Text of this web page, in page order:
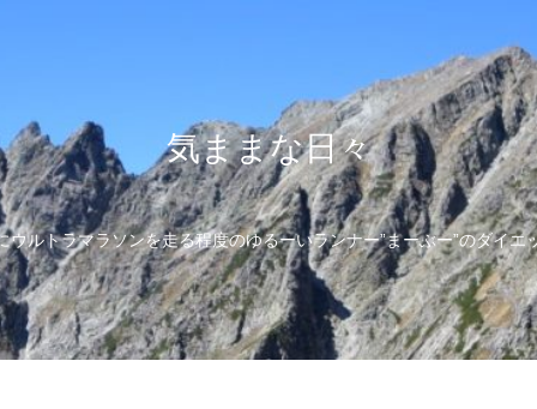
気ままな日々
ウルトラマラソンを走る程度のゆるーいランナー”まーぶー”のダイエ